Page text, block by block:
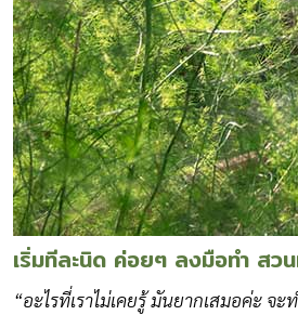
เริ่มทีละนิด ค่อยๆ ลงมือทำ สว
“อะไรที่เราไม่เคยรู้ มันยากเสมอค่ะ จ